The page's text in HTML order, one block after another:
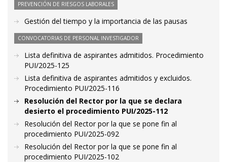
PREVENCIÓN DE RIESGOS LABORALES
Gestión del tiempo y la importancia de las pausas
CONVOCATORIAS DE PERSONAL INVESTIGADOR
Lista definitiva de aspirantes admitidos. Procedimiento
PUI/2025-125
Lista definitiva de aspirantes admitidos y excluidos.
Procedimiento PUI/2025-116
Resolución del Rector por la que se declara
desierto el procedimiento PUI/2025-112
Resolución del Rector por la que se pone fin al
procedimiento PUI/2025-092
Resolución del Rector por la que se pone fin al
procedimiento PUI/2025-102